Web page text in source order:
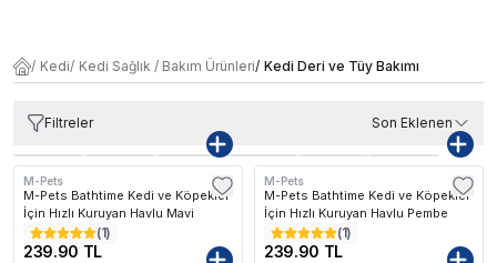
/ Kedi/ Kedi Sağlık / Bakım Ürünleri/ Kedi Deri ve Tüy Bakımı
Filtreler Son Eklenen
M-Pets
M-Pets Bathtime Kedi ve Köpekler
İçin Hızlı Kuruyan Havlu Mavi
(1)
239.90 TL
M-Pets
M-Pets Bathtime Kedi ve Köpekler
İçin Hızlı Kuruyan Havlu Pembe
(1)
239.90 TL